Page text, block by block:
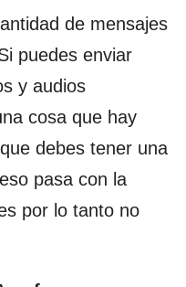
de mensajes
puedes enviar
y audios
cosa que hay
debes tener una
pasa con la
por lo tanto no